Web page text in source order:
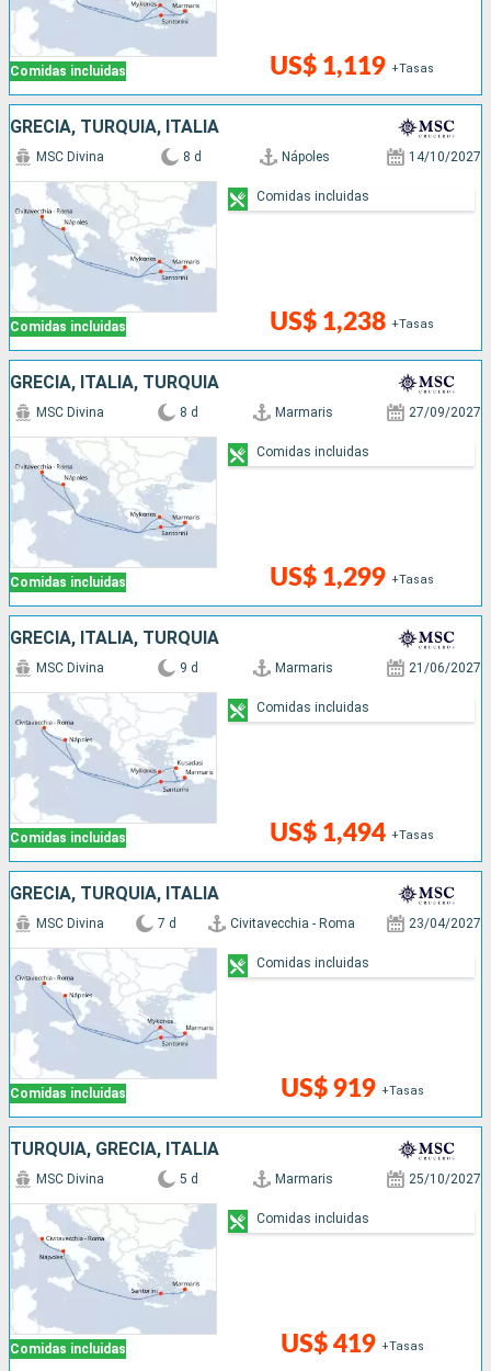
Comidas incluidas US$ 1,119 +Tasas
GRECIA, TURQUÍA, ITALIA
Comidas incluidas
MSC Divina 8 d Nápoles 14/10/2027
US$ 1,238 +Tasas
Comidas incluidas
GRECIA, ITALIA, TURQUÍA
Comidas incluidas
MSC Divina 8 d Marmaris 27/09/2027
US$ 1,299 +Tasas
Comidas incluidas
GRECIA, ITALIA, TURQUÍA
Comidas incluidas
MSC Divina 9 d Marmaris 21/06/2027
US$ 1,494 +Tasas
Comidas incluidas
GRECIA, TURQUÍA, ITALIA
Comidas incluidas
MSC Divina 7 d Civitavecchia - Roma 23/04/2027
US$ 919 +Tasas
Comidas incluidas
TURQUÍA, GRECIA, ITALIA
Comidas incluidas
MSC Divina 5 d Marmaris 25/10/2027
US$ 419 +Tasas
Comidas incluidas